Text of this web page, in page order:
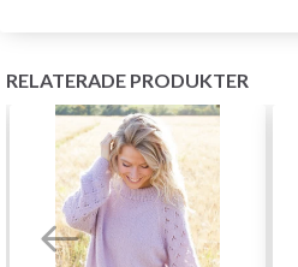
RELATERADE PRODUKTER